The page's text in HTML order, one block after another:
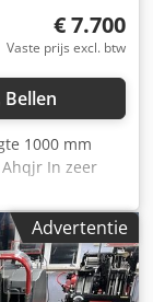
€ 7.700
Vaste prijs excl. btw
Bellen
1000 mm
In zeer
Advertentie